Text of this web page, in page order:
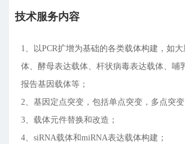
技术服务内容
1、以PCR扩增为基础的各类载体构建，如
体、酵母表达载体、杆状病毒表达载体、哺
报告基因载体等；
2、基因定点突变，包括单点突变，多点突变
3、载体元件替换和改造；
4、siRNA载体和miRNA表达载体构建；